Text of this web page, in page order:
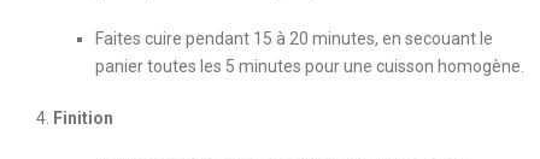
Faites cuire pendant 15 à 20 minutes, en secouant le
panier toutes les 5 minutes pour une cuisson homogène.
Finition